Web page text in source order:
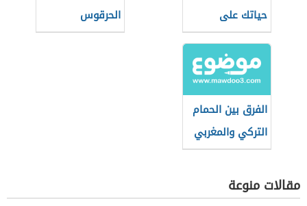
حياتك على
طاقتك الإيجابية؟
الحرقوس
التونسي
الفرق بين الحمام
التركي والمغربي
مقالات منوعة